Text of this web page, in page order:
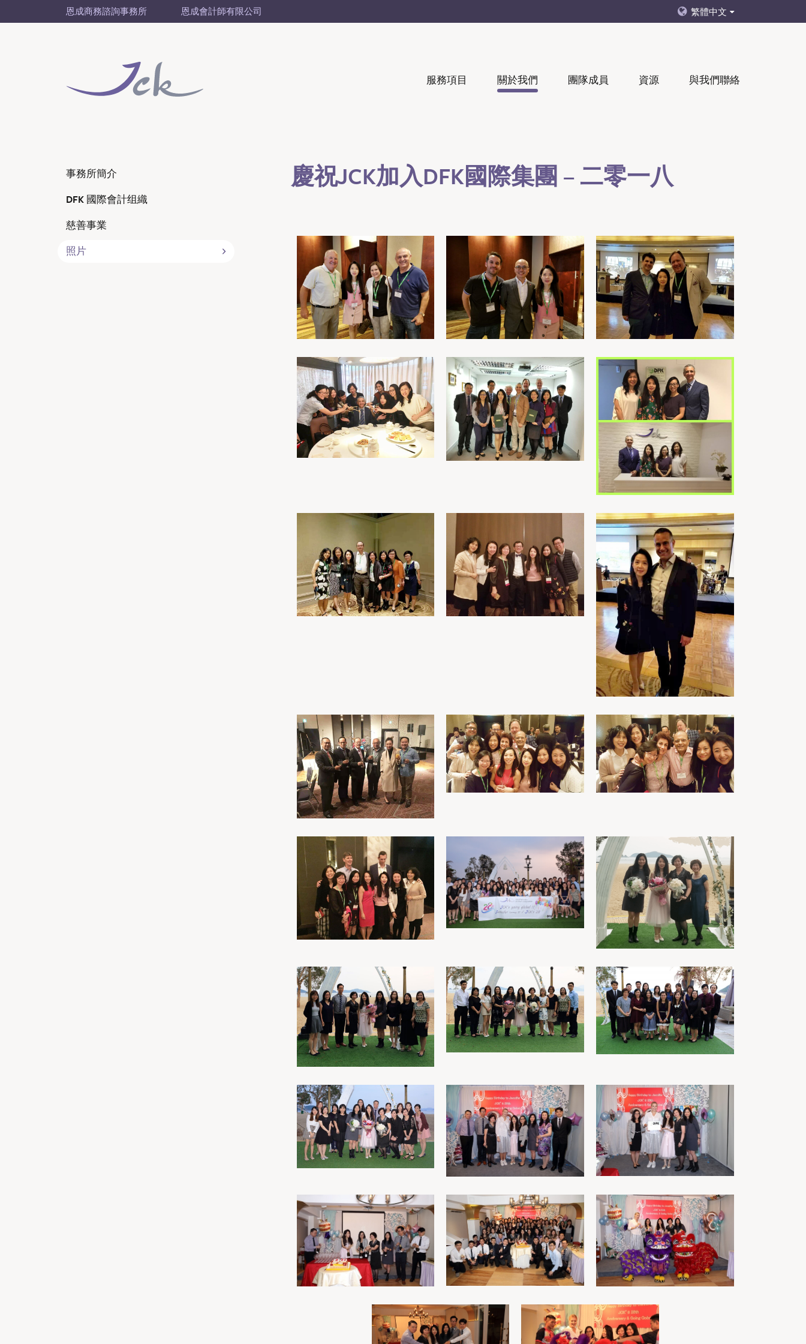
恩成商務諮詢事務所 恩成會計師有限公司 繁體中文
服務項目 關於我們 團隊成員 資源 與我們聯絡
事務所簡介
DFK 國際會計组織
慈善事業
照片
慶祝JCK加入DFK國際集團 – 二零一八